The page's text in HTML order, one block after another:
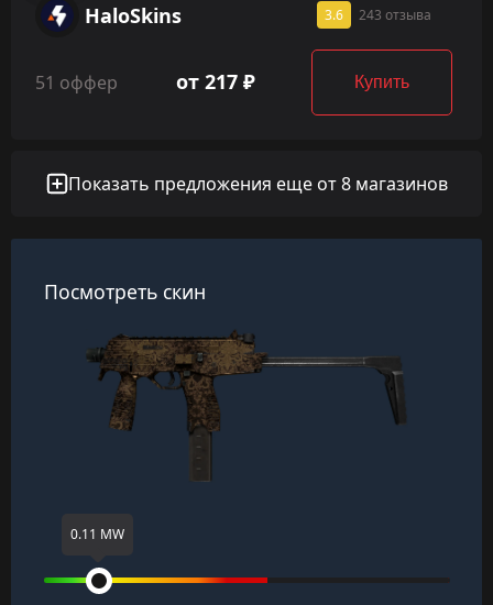
HaloSkins 3.6 243 отзыва
51 оффер от 217 ₽ Купить
Показать предложения еще от 8 магазинов
Посмотреть скин
0.11 MW